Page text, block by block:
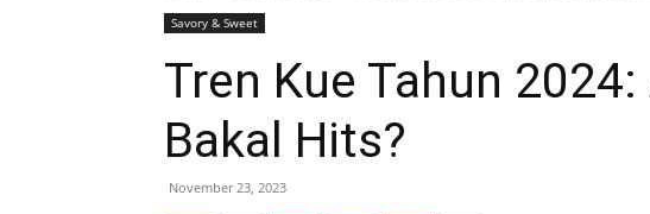
Savory & Sweet
Tren Kue Tahun
Bakal Hits?
November 23, 2023